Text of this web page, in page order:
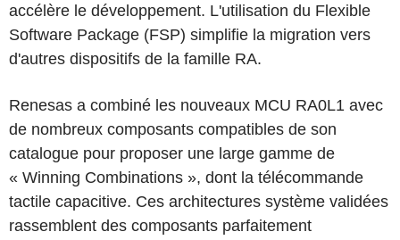
accélère le développement. L'utilisation du Flexible
Software Package (FSP) simplifie la migration vers
d'autres dispositifs de la famille RA.
Renesas a combiné les nouveaux MCU RA0L1 avec
de nombreux composants compatibles de son
catalogue pour proposer une large gamme de
« Winning Combinations », dont la télécommande
tactile capacitive. Ces architectures système validées
rassemblent des composants parfaitement